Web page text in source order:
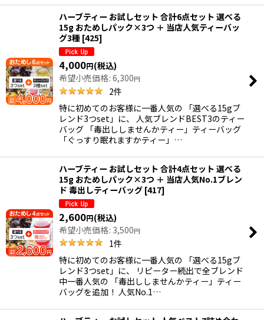
ハーブティー お試しセット 合計6点セット 選べる
15g おためしパック×3つ ＋ 当店人気ティーバッ
グ3種 [425]
4,000円(税込)
希望小売価格: 6,300円
2件
特に初めてのお客様に一番人気の 「選べる15gブ
レンド3つset」に、 人気ブレンドBEST3のティー
バッグ 「毒出ししませんかティー」ティーバッグ
「ぐっすり眠れますかティー」…
ハーブティー お試しセット 合計4点セット 選べる
15g おためしパック×3つ ＋ 当店人気No.1ブレン
ド 毒出しティーバッグ [417]
2,600円(税込)
希望小売価格: 3,500円
1件
特に初めてのお客様に一番人気の 「選べる15gブ
レンド3つset」に、 リピーター続出で全ブレンド
中一番人気の 「毒出ししませんかティー」ティー
バッグを追加！ 人気No.1…